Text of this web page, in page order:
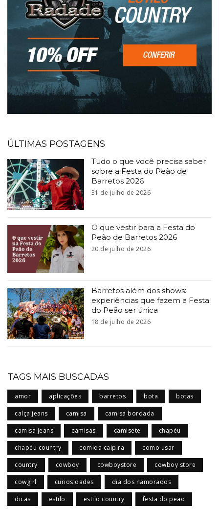
ÚLTIMAS POSTAGENS
Tudo o que você precisa saber
sobre a Festa do Peão de
Barretos 2026
31 de julho de 2026
O que vestir para a Festa do
Peão de Barretos 2026
20 de julho de 2026
Barretos além dos shows:
experiências que fazem a Festa
do Peão ser única
18 de julho de 2026
TAGS MAIS BUSCADAS
amor aplicações barretos bota botas
calça jeans camisa camisa bordada
camisa jeans camisas camisete chapéu
chapéu country comida caipira como usar
country cowboy cowboystore cowboy store
cowgirl curiosidades dia dos namorados
dicas estilo estilo country festa do peão